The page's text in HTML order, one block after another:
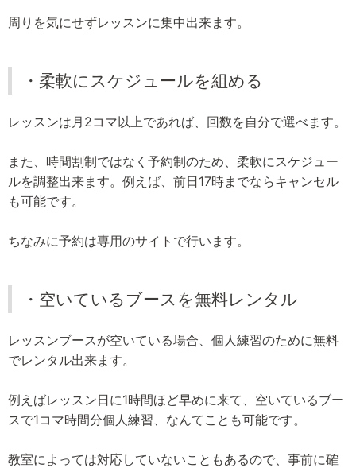
周りを気にせずレッスンに集中出来ます。
・柔軟にスケジュールを組める
レッスンは月2コマ以上であれば、回数を自分で選べます。
また、時間割制ではなく予約制のため、柔軟にスケジュー
ルを調整出来ます。例えば、前日17時までならキャンセル
も可能です。
ちなみに予約は専用のサイトで行います。
・空いているブースを無料レンタル
レッスンブースが空いている場合、個人練習のために無料
でレンタル出来ます。
例えばレッスン日に1時間ほど早めに来て、空いているブー
スで1コマ時間分個人練習、なんてことも可能です。
教室によっては対応していないこともあるので、事前に確